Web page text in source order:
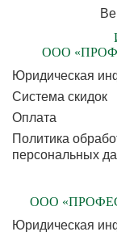
ООО
Юридическая
Cистема скидок
Оплата
Политика
персональных
ООО
Юридическая